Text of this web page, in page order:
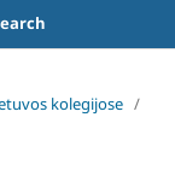
kolegijose /